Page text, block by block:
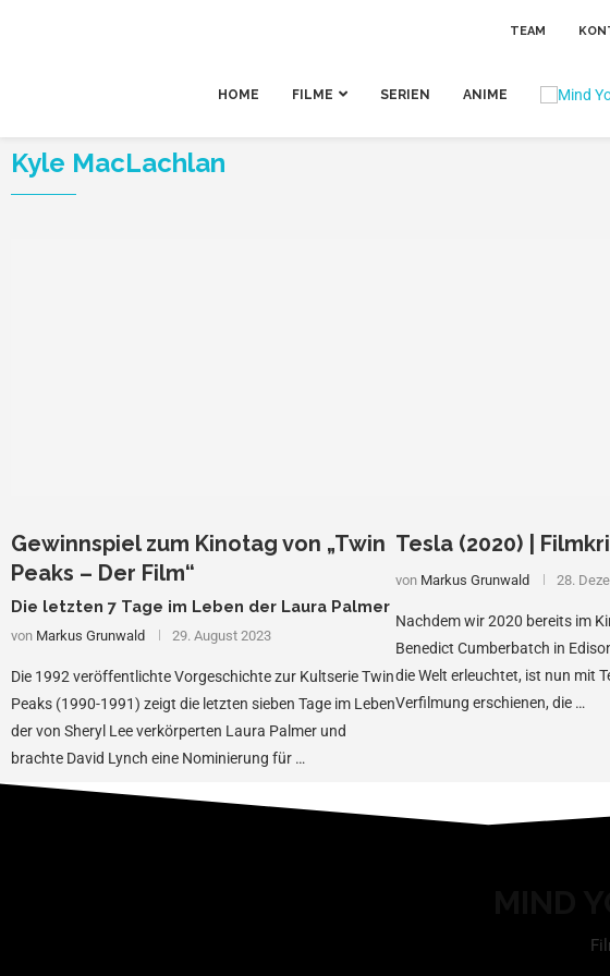
TEAM
HOME FILME SERIEN ANIME
Kyle MacLachlan
Gewinnspiel zum Kinotag von „Twin
Peaks – Der Film“
Die letzten 7 Tage im Leben der Laura Palmer
von Markus Grunwald 29. August 2023
Die 1992 veröffentlichte Vorgeschichte zur Kultserie Twin
Peaks (1990-1991) zeigt die letzten sieben Tage im Leben
der von Sheryl Lee verkörperten Laura Palmer und
brachte David Lynch eine Nominierung für …
Tesla (2020) |
von Markus Grunwald 28.
Nachdem wir 2020 bereits im
Benedict Cumberbatch in
die Welt erleuchtet, ist nun mit
Verfilmung erschienen, die …